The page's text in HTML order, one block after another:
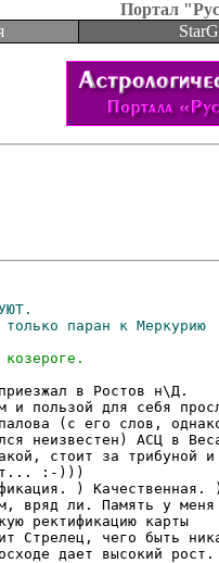
Портал
в Ростов н\Д.
и пользой для себя
(с его слов,
неизвестен) АСЦ в
стоит за трибуной и
:-)))
) Качественная.
вряд ли. Память у
ректификацию карты
Стрелец, чего быть
дает высокий рост.